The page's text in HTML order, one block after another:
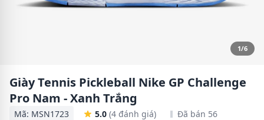
1/6
Giày Tennis Pickleball Nike GP Challenge
Pro Nam - Xanh Trắng
Mã: MSN1723 5.0 (4 đánh giá) Đã bán 56